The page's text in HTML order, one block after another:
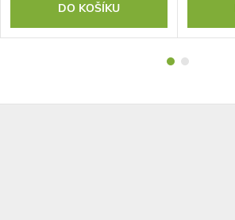
DO KOŠÍKU